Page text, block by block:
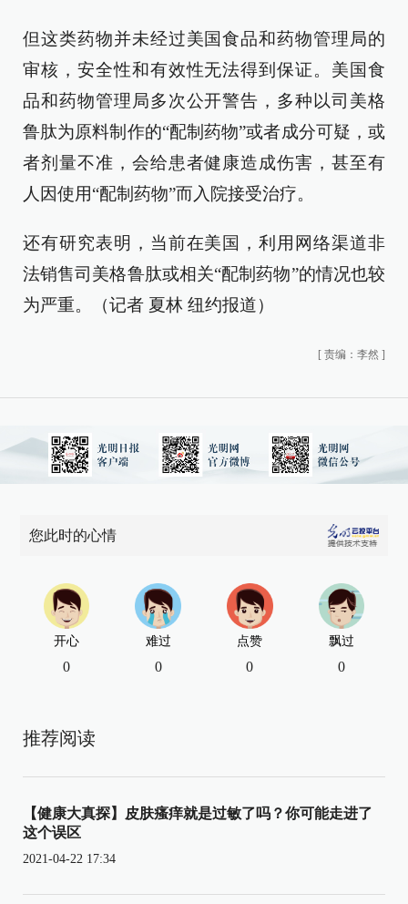
但这类药物并未经过美国食品和药物管理局的
审核，安全性和有效性无法得到保证。美国食
品和药物管理局多次公开警告，多种以司美格
鲁肽为原料制作的“配制药物”或者成分可疑，或
者剂量不准，会给患者健康造成伤害，甚至有
人因使用“配制药物”而入院接受治疗。
还有研究表明，当前在美国，利用网络渠道非
法销售司美格鲁肽或相关“配制药物”的情况也较
为严重。（记者 夏林 纽约报道）
[ 责编：李然 ]
您此时的心情
开心
0
难过
0
点赞
0
飘过
0
推荐阅读
【健康大真探】皮肤瘙痒就是过敏了吗？你可能走进了
这个误区
2021-04-22 17:34